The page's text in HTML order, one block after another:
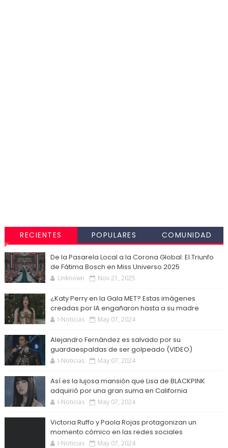
RECIENTES POPULARES COMUNIDAD
De la Pasarela Local a la Corona Global: El Triunfo
de Fátima Bosch en Miss Universo 2025
Unknown Nov 21, 2025
¿Katy Perry en la Gala MET? Estas imágenes
creadas por IA engañaron hasta a su madre
I-Noticias May 07, 2024
Alejandro Fernández es salvado por su
guardaespaldas de ser golpeado (VIDEO)
I-Noticias May 07, 2024
Así es la lujosa mansión que Lisa de BLACKPINK
adquirió por una gran suma en California
I-Noticias May 07, 2024
Victoria Ruffo y Paola Rojas protagonizan un
momento cómico en las redes sociales
I-Noticias May 07, 2024